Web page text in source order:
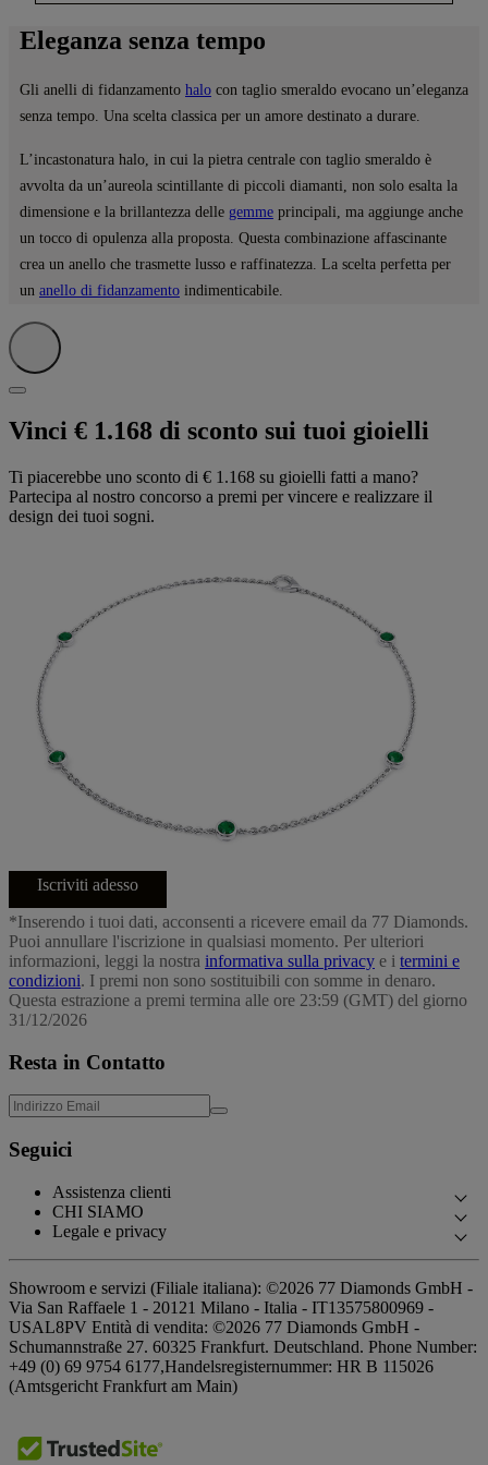
Eleganza senza tempo
Gli anelli di fidanzamento halo con taglio smeraldo evocano un’eleganza
senza tempo. Una scelta classica per un amore destinato a durare.
L’incastonatura halo, in cui la pietra centrale con taglio smeraldo è
avvolta da un’aureola scintillante di piccoli diamanti, non solo esalta la
dimensione e la brillantezza delle gemme principali, ma aggiunge anche
un tocco di opulenza alla proposta. Questa combinazione affascinante
crea un anello che trasmette lusso e raffinatezza. La scelta perfetta per
un anello di fidanzamento indimenticabile.
Vinci € 1.168 di sconto sui tuoi gioielli
Ti piacerebbe uno sconto di € 1.168 su gioielli fatti a mano?
Partecipa al nostro concorso a premi per vincere e realizzare il
design dei tuoi sogni.
Iscriviti adesso
*Inserendo i tuoi dati, acconsenti a ricevere email da 77 Diamonds.
Puoi annullare l'iscrizione in qualsiasi momento. Per ulteriori
informazioni, leggi la nostra informativa sulla privacy e i termini e
condizioni. I premi non sono sostituibili con somme in denaro.
Questa estrazione a premi termina alle ore 23:59 (GMT) del giorno
31/12/2026
Resta in Contatto
Seguici
Assistenza clienti
Contattaci
Domande Frequenti
Consegna e Restituzioni
Termini & Condizioni Finanziamento
Calcolatore Tasse & Imposte
CHI SIAMO
La Nostra Storia
Le Nostre Promesse
Approvvigionamento Responsabile
Stampa
Testimonial
Legale e privacy
Politica Privacy
Politica Cookies
Termini & Condizioni
Impressum
Showroom e servizi (Filiale italiana): ©2026 77 Diamonds GmbH -
Via San Raffaele 1 - 20121 Milano - Italia - IT13575800969 -
USAL8PV Entità di vendita: ©2026 77 Diamonds GmbH -
Schumannstraße 27. 60325 Frankfurt. Deutschland. Phone Number:
+49 (0) 69 9754 6177,Handelsregisternummer: HR B 115026
(Amtsgericht Frankfurt am Main)